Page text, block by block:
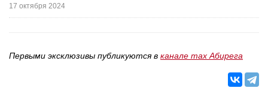
17 октября 2024
Первыми эксклюзивы публикуются в канале max Абирега